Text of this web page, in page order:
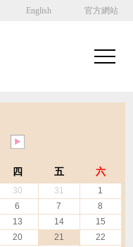
English 官方網站
四 五 六
30 31
1
6 7
8
13 14
15
20 21
22